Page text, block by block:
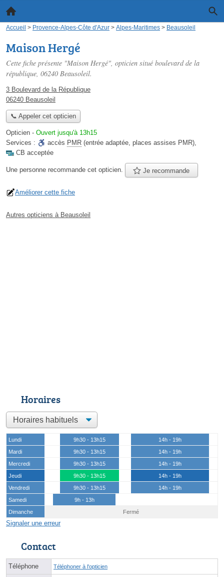
Accueil > Provence-Alpes-Côte d'Azur > Alpes-Maritimes > Beausoleil
Maison Hergé
Cette fiche présente "Maison Hergé", opticien situé boulevard de la
république, 06240 Beausoleil.
3 Boulevard de la République
06240 Beausoleil
📞 Appeler cet opticien
Opticien - Ouvert jusqu'à 13h15
Services :
accès PMR (entrée adaptée, places assises PMR),
CB acceptée
Une personne recommande cet opticien. Je recommande
Améliorer cette fiche
Autres opticiens à Beausoleil
Horaires
Lundi 9h30 - 13h15
14h - 19h
Mardi
9h30 - 13h15
14h - 19h
Mercredi
9h30 - 13h15
14h - 19h
Jeudi
9h30 - 13h15
14h - 19h
Vendredi
9h30 - 13h15
14h - 19h
Samedi
9h - 13h
Dimanche
Fermé
Signaler une erreur
Contact
Téléphone Téléphoner à l'opticien